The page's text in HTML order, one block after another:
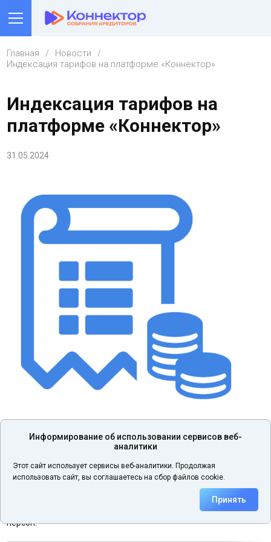
Главная
Новости
Индексация тарифов на платформе «Коннектор»
Индексация тарифов на
платформе «Коннектор»
31.05.2024
В связи с инфляционным ростом затрат мы вынуждены
платформы.
Тариф поменяется с 01.07.2024 года и затронет только услугу
проведения собраний кредиторов для юридических лиц/
индивидуальных предпринимателей объемом от 2 до 40
персон.
Информирование об использовании сервисов веб-
аналитики
Этот сайт использует сервисы веб-аналитики. Продолжая
использовать сайт, вы соглашаетесь на сбор файлов cookie.
Принять